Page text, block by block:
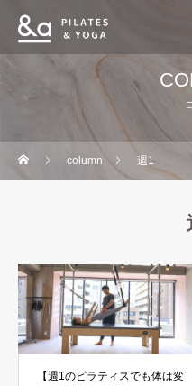
column 週1
【週1のピラティスでも体は変